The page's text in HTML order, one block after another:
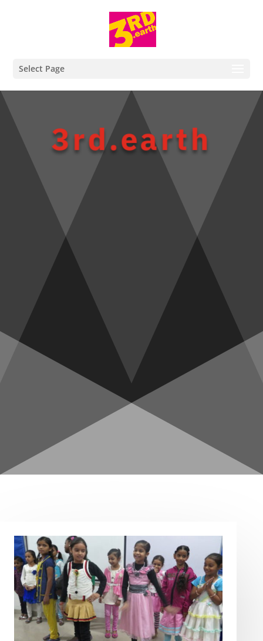
Select Page
Video-
Player
3rd.earth